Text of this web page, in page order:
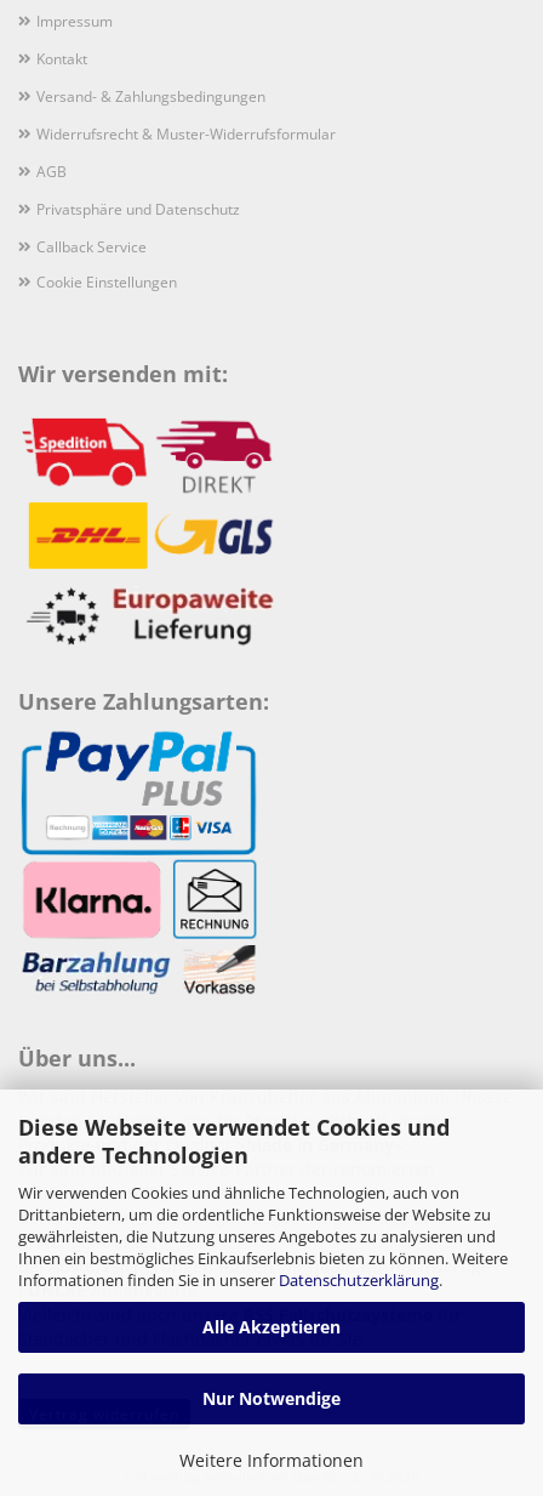
Diese Webseite verwendet Cookies und
andere Technologien
Wir verwenden Cookies und ähnliche Technologien, auch von
Drittanbietern, um die ordentliche Funktionsweise der Website zu
gewährleisten, die Nutzung unseres Angebotes zu analysieren und
Ihnen ein bestmögliches Einkaufserlebnis bieten zu können. Weitere
Informationen finden Sie in unserer Datenschutzerklärung.
Alle Akzeptieren
Nur Notwendige
Weitere Informationen
Impressum
Kontakt
Versand- & Zahlungsbedingungen
Widerrufsrecht & Muster-Widerrufsformular
AGB
Privatsphäre und Datenschutz
Callback Service
Cookie Einstellungen
Wir versenden mit:
Unsere Zahlungsarten:
Über uns...
Wir sind Hersteller von Kranzubehör aus Aluminium. Unsere
Kunden profitieren von der Praxistauglichkeit unserer
Produkte und der Qualität
Wir sind offizieller Service-Partner der renomierten
Lifthersteller GEDAundPAUS.
Bei uns finden Sie Schrägaufzüge, Hangaufzüge und
Anhängerkrane.
Bei Absturzsicherungen führen wir qualitativ hochwertige
FUNCKEAuffanggurte.
Vielleicht sind auch unsere
RSS Fallschutzsysteme
Steildächer und Flachdächer etwas für Sie.